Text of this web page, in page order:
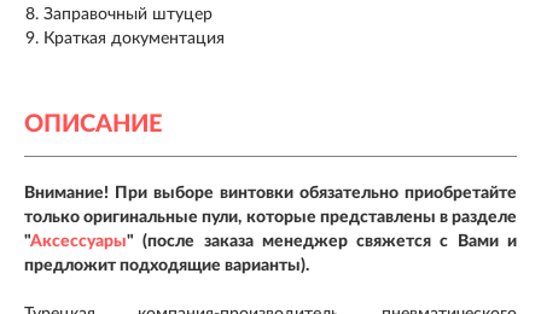
Заправочный штуцер
Краткая документация
ОПИСАНИЕ
Внимание! При выборе винтовки обязательно приобретайте
только оригинальные пули, которые представлены в разделе
"Аксессуары" (после заказа менеджер свяжется с Вами и
предложит подходящие варианты).